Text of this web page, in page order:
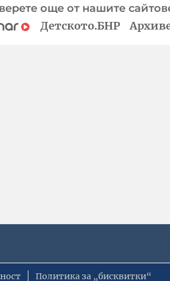
още от нашите
Детското.БНР
Политика за „бисквитки“